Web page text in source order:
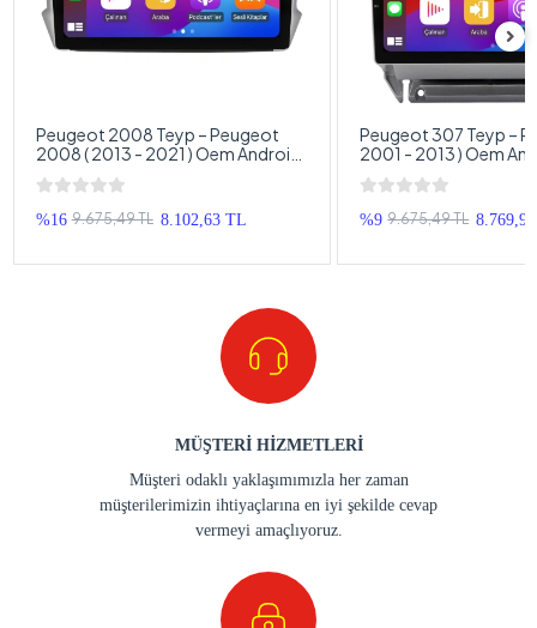
Peugeot 2008 Teyp – Peugeot
2008 ( 2013 - 2021 ) Oem Android
Multimedya – Peugeot 2008
Android Double Teyp
%16 9.675,49 TL 8.102,63 TL
Peugeot 307 Teyp –
2001 - 2013 ) Oem
Multimedya Siyah
307 Android Double
%9 9.675,49 TL
MÜŞTERİ HİZMETLERİ
Müşteri odaklı yaklaşımımızla her zaman
müşterilerimizin ihtiyaçlarına en iyi şekilde cevap
vermeyi amaçlıyoruz.